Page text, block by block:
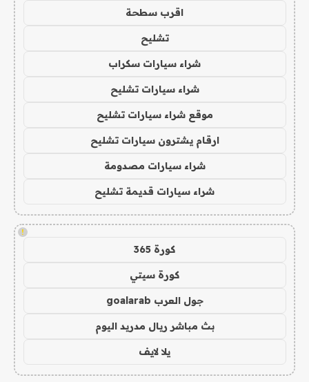
اقرب سطحة
تشليح
شراء سيارات سكراب
شراء سيارات تشليح
موقع شراء سيارات تشليح
ارقام يشترون سيارات تشليح
شراء سيارات مصدومة
شراء سيارات قديمة تشليح
!
كورة 365
كورة سيتي
جول العرب goalarab
بث مباشر ريال مدريد اليوم
يلا لايف